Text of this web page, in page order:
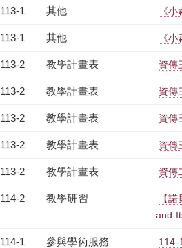
113-1 其他 《
113-1 其他 《
113-2 教學計畫表 資傳
113-2 教學計畫表 資傳
113-2 教學計畫表 資傳
113-2 教學計畫表 資傳
113-2 教學計畫表 資傳
114-2 教學研習
【
and
114-1 參與學術服務 114-